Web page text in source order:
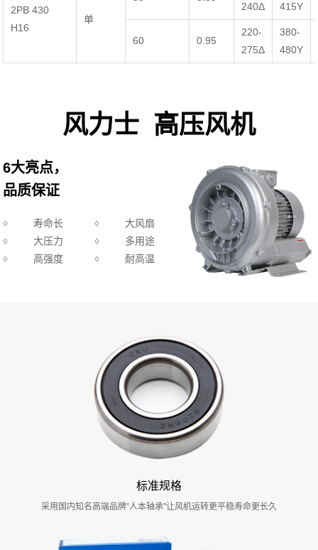
2PB 430
H16
单
240Δ
415Y
60 0.95
220-
275Δ
380-
480Y
风力士 高压风机
6大亮点，
品质保证
寿命长
大压力
高强度
大风扇
多用途
耐高温
标准规格
采用国内知名高端品牌”人本轴承”让风机运转更平稳寿命更长久